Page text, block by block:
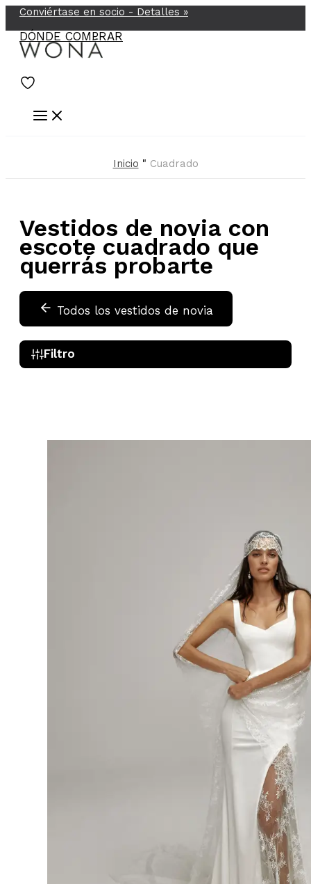
al
contenido
Conviértase en socio - Detalles »
DÓNDE COMPRAR
Inicio " Cuadrado
Vestidos de novia con
escote cuadrado que
querrás probarte
Todos los vestidos de novia
Filtro